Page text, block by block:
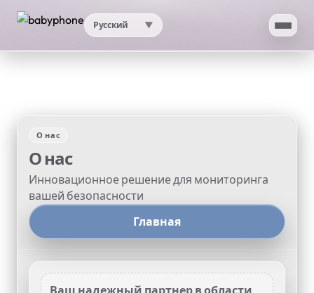
Русский ▼
Тест скорости
Моё местоположение по IP
О нас
О нас
Инновационное решение для мониторинга
вашей безопасности
Главная
Ваш надежный партнер в области